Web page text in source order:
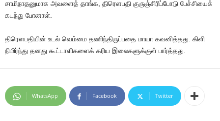
சாமிநாதனுமாக அவளைத் தாங்க, திரௌபதி குருஞ்சிரிப்போடு பேச்சியைக்
கடந்து போனாள்.
திரௌபதியின் உடல் வெம்மை தணிந்திருப்பதை மாயா கவனித்தது. கிளி
நிமிர்ந்து தனது கூட்டாளிகளைக் கரிய இலைகளுக்குள் பார்த்தது.
WhatsApp Facebook Twitter